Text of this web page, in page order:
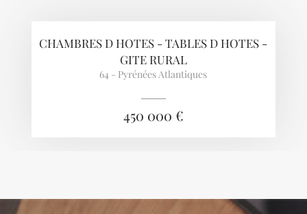
CHAMBRES D HOTES - TABLES D HOTES -
GITE RURAL
64 - Pyrénées Atlantiques
450 000 €